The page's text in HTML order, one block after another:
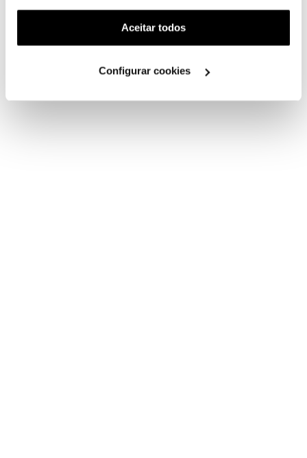
funcionalidade) e adaptar anúncios aos seus interesses
(cookies de publicidade personalizada). Pode gerir a
Aceitar todos
Configurar cookies